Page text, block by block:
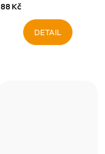
Kč
DETAIL